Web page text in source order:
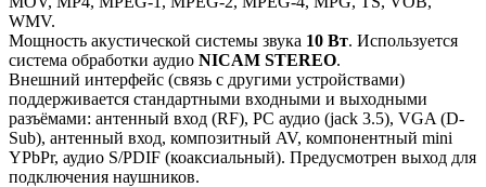
WMV.
Мощность акустической системы звука 10 Вт. Используется
система обработки аудио NICAM STEREO.
Внешний интерфейс (связь с другими устройствами)
поддерживается стандартными входными и выходными
разъёмами: антенный вход (RF), PC аудио (jack 3.5), VGA (D-
Sub), антенный вход, композитный AV, компонентный mini
YPbPr, аудио S/PDIF (коаксиальный). Предусмотрен выход для
подключения наушников.